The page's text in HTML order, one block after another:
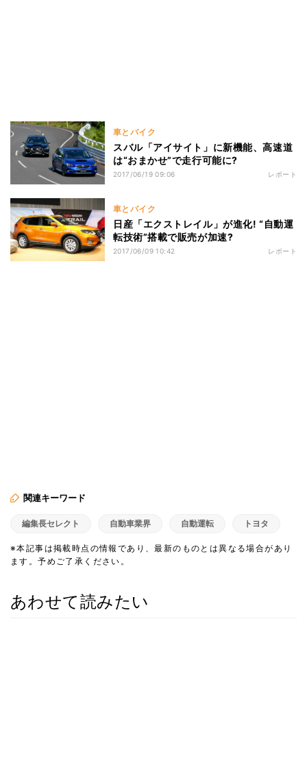
車とバイク
スバル「アイサイト」に新機能、高速道
は“おまかせ”で走行可能に?
2017/06/19 09:06 レポート
車とバイク
日産「エクストレイル」が進化! “自動運
転技術”搭載で販売が加速?
2017/06/09 10:42 レポート
関連キーワード
編集長セレクト 自動車業界 自動運転 トヨタ
※本記事は掲載時点の情報であり、最新のものとは異なる場合があり
ます。予めご了承ください。
あわせて読みたい